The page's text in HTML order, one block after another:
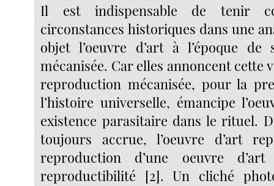
Il est indispensable de tenir
circonstances historiques dans une
objet l’oeuvre d’art à l’époque de
mécanisée. Car elles annoncent cette
reproduction mécanisée, pour la
l’histoire universelle, émancipe
existence parasitaire dans le rituel.
toujours accrue, l’oeuvre d’art
reproduction d’une oeuvre
reproductibilité [2]. Un cliché